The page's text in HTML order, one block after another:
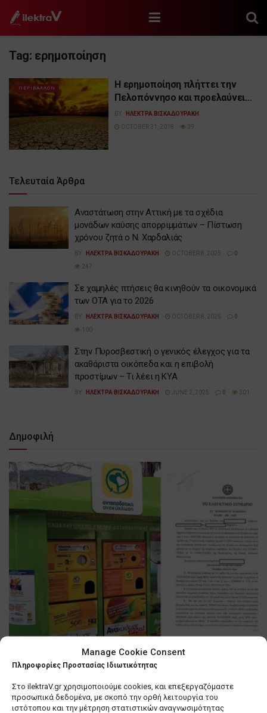
Manage Cookie Consent
Πληροφορίες Προστασίας Ιδιωτικότητας
Στο ilektraV.gr χρησιμοποιούμε cookies, και επεξεργαζόμαστε
προσωπικά δεδομένα, με σκοπό την ορθή λειτουργία του
ιστότοπου και την μέτρηση στατιστικών αναγνωσιμότητας
Tag: ερημοποίηση
ΠΕΡΙΒΑΛΛΟΝ
Η ερημοποίηση πλήττει την
Πελοπόννησο και προελαύνει…
BY
ΗΛΕΚΤΡΑ ΒΙΣΚΑΔΟΥΡΑΚΗ
OCTOBER 31, 2018
39
Τελευταία Άρθρα
Αναστάτωση στην Αττική με τα σχέδια
μονάδων καύσης απορριμμάτων – Πίστωση
χρόνου ζητά ο Ν. Χαρδαλιάς
BY ΗΛΕΚΤΡΑ ΒΙΣΚΑΔΟΥΡΑΚΗ OCTOBER 8, 2025
247
Σε χαμηλές πτήσεις θα κινηθούν τα οικονομικά
των ΟΤΑ για το 2026
BY ΗΛΕΚΤΡΑ ΒΙΣΚΑΔΟΥΡΑΚΗ OCTOBER 8, 2025
100
Στην Πυροσβεστική ο γενικός έλεγχος για τα
ακαθάριστα οικόπεδα και η επιβολή
προστίμων – Τι λέει η ΚΥΑ
BY ΗΛΕΚΤΡΑ ΒΙΣΚΑΔΟΥΡΑΚΗ JUNE 2, 2025 301
Δημοφιλή
Θεσσαλονίκη: Βιασύνη του
δημάρχου, Κ. Ζέρβα να τακτοποιήσει
… τα «σπιτάκια ανακύκλωσης»
0 SHARES